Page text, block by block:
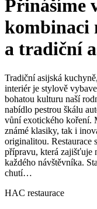
Přinášíme
kombinaci
a tradiční
Tradiční asijská
interiér je stylově
bohatou kulturu naší
nabídlo pestrou škálu
vůní exotického koření.
známé klasiky, tak i
originalitou. Restaurace
přípravu, která zajišťuje
každého návštěvníka.
chutí…
HAC restaurace